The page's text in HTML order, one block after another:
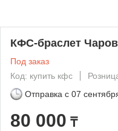
КФС-браслет
Под заказ
Код: купить кфс
Отправка с 07
80 000 ₸